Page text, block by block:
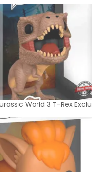
World 3 T-Rex